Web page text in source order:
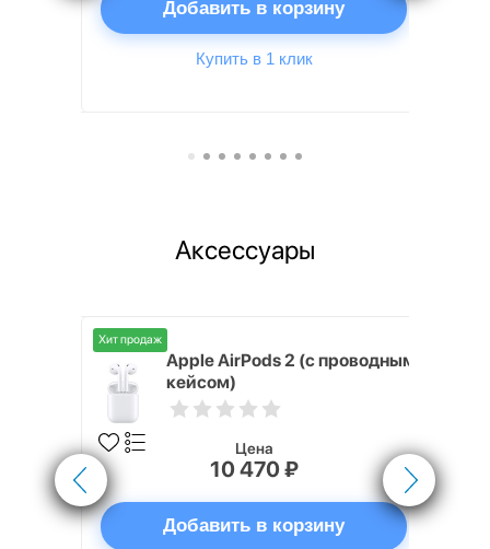
Добавить в корзину
Купить в 1 клик
Аксессуары
Хит продаж
Apple AirPods 2 (с проводным
кейсом)
Цена
10 470 ₽
Добавить в корзину